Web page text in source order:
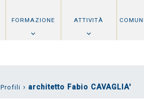
FORMAZIONE ATTIVITÀ
Profili › architetto Fabio CAVAGLIA'